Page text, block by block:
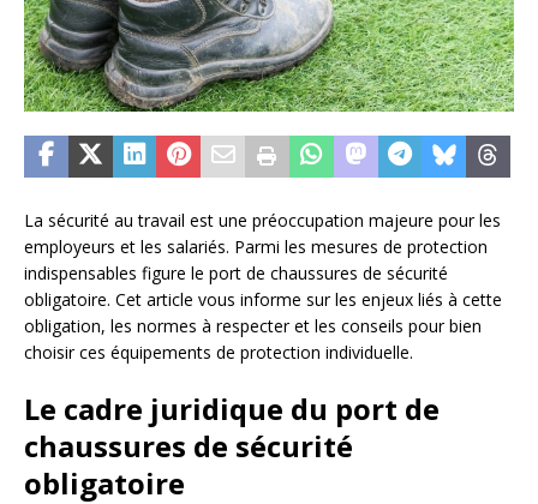
La sécurité au travail est une préoccupation majeure pour les
employeurs et les salariés. Parmi les mesures de protection
indispensables figure le port de chaussures de sécurité
obligatoire. Cet article vous informe sur les enjeux liés à cette
obligation, les normes à respecter et les conseils pour bien
choisir ces équipements de protection individuelle.
Le cadre juridique du port de
chaussures de sécurité
obligatoire